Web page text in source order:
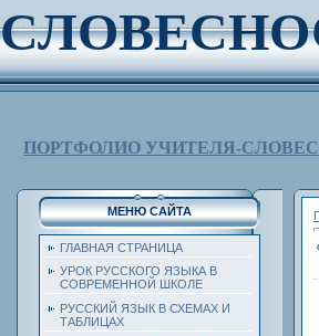
ПОРТФОЛИО УЧИТЕЛЯ-
МЕНЮ САЙТА
ГЛАВНАЯ СТРАНИЦА
УРОК РУССКОГО ЯЗЫКА В
СОВРЕМЕННОЙ ШКОЛЕ
РУССКИЙ ЯЗЫК В СХЕМАХ И
ТАБЛИЦАХ